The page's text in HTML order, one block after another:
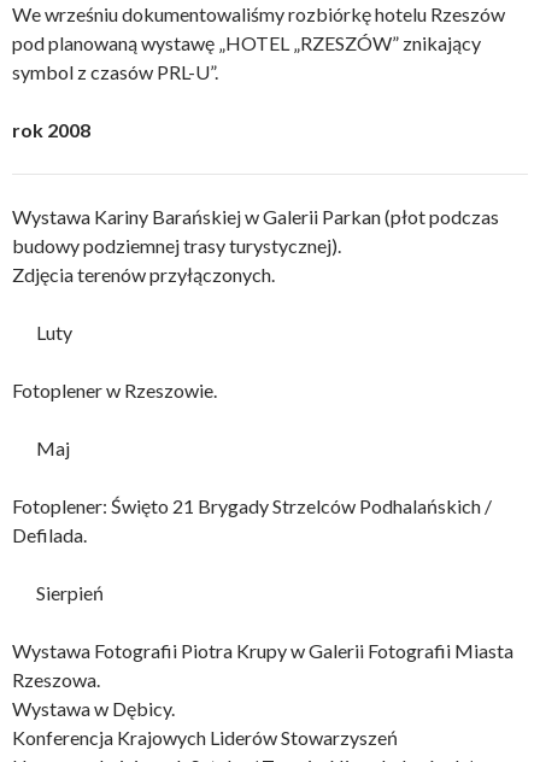
We wrześniu dokumentowaliśmy rozbiórkę hotelu Rzeszów
pod planowaną wystawę „HOTEL „RZESZÓW” znikający
symbol z czasów PRL-U”.
rok 2008
Wystawa Kariny Barańskiej w Galerii Parkan (płot podczas
budowy podziemnej trasy turystycznej).
Zdjęcia terenów przyłączonych.
Luty
Fotoplener w Rzeszowie.
Maj
Fotoplener: Święto 21 Brygady Strzelców Podhalańskich /
Defilada.
Sierpień
Wystawa Fotografii Piotra Krupy w Galerii Fotografii Miasta
Rzeszowa.
Wystawa w Dębicy.
Konferencja Krajowych Liderów Stowarzyszeń